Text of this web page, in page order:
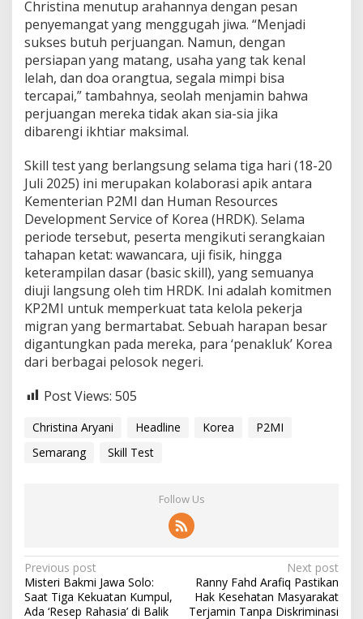
Christina menutup arahannya dengan pesan
penyemangat yang menggugah jiwa. “Menjadi
sukses butuh perjuangan. Namun, dengan
persiapan yang matang, usaha yang tak kenal
lelah, dan doa orangtua, segala mimpi bisa
tercapai,” tambahnya, seolah menjamin bahwa
perjuangan mereka tidak akan sia-sia jika
dibarengi ikhtiar maksimal.
Skill test yang berlangsung selama tiga hari (18-20
Juli 2025) ini merupakan kolaborasi apik antara
Kementerian P2MI dan Human Resources
Development Service of Korea (HRDK). Selama
periode tersebut, peserta mengikuti serangkaian
tahapan ketat: wawancara, uji fisik, hingga
keterampilan dasar (basic skill), yang semuanya
diuji langsung oleh tim HRDK. Ini adalah komitmen
KP2MI untuk memperkuat tata kelola pekerja
migran yang bermartabat. Sebuah harapan besar
digantungkan pada mereka, para ‘penakluk’ Korea
dari berbagai pelosok negeri.
Post Views: 505
Christina Aryani Headline Korea
P2MI
Semarang
Skill Test
Follow Us
P
o
Previous post
Misteri Bakmi Jawa Solo:
Saat Tiga Kekuatan Kumpul,
Ada ‘Resep Rahasia’ di Balik
Next post
Ranny Fahd Arafiq Pastikan
Hak Kesehatan Masyarakat
Terjamin Tanpa Diskriminasi